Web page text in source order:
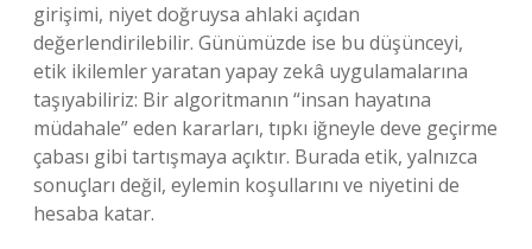
girişimi, niyet doğruysa ahlaki açıdan
değerlendirilebilir. Günümüzde ise bu düşünceyi,
etik ikilemler yaratan yapay zekâ uygulamalarına
taşıyabiliriz: Bir algoritmanın “insan hayatına
müdahale” eden kararları, tıpkı iğneyle deve geçirme
çabası gibi tartışmaya açıktır. Burada etik, yalnızca
sonuçları değil, eylemin koşullarını ve niyetini de
hesaba katar.